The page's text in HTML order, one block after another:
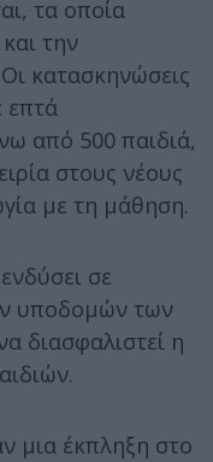
τα οποία
την
κατασκηνώσεις
επτά
από 500 παιδιά,
στους νέους
με τη μάθηση.
σε
υποδομών των
διασφαλιστεί η
μια έκπληξη στο